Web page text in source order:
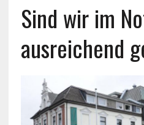
Sind wir im
ausreichend